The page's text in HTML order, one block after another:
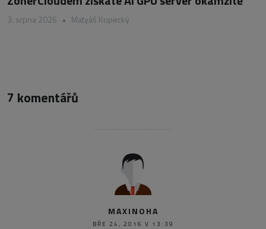
3. srpna 2026 • Matyáš Kopecký
7 komentářů
MAXINOHA
BŘE 24, 2016 V 13:39